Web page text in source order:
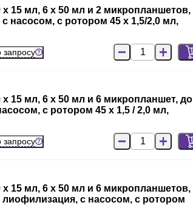
15 мл, 6 x 50 мл и 2 микропланшетов,
насосом, с ротором 45 х 1,5/2,0 мл,
запросу
15 мл, 6 х 50 мл и 6 микропланшет, до
с ротором 45 х 1,5 / 2,0 мл,
запросу
15 мл, 6 х 50 мл и 6 микропланшетов,
с насосом, с ротором